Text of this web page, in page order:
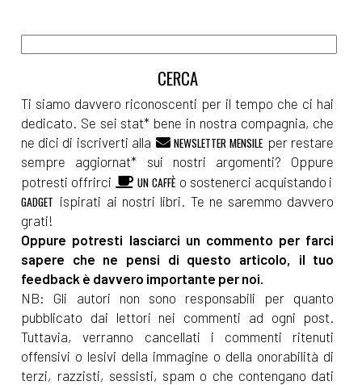
Ti siamo davvero riconoscenti per il tempo che ci hai
dedicato. Se sei stat* bene in nostra compagnia, che
ne dici di iscriverti alla
NEWSLETTER MENSILE per restare
sempre aggiornat* sui nostri argomenti? Oppure
potresti offrirci
UN CAFFÈ o sostenerci acquistando i
GADGET ispirati ai nostri libri. Te ne saremmo davvero
grati!
Oppure potresti lasciarci un commento per farci
sapere che ne pensi di questo articolo, il tuo
feedback è davvero importante per noi.
NB: Gli autori non sono responsabili per quanto
pubblicato dai lettori nei commenti ad ogni post.
Tuttavia, verranno cancellati i commenti ritenuti
offensivi o lesivi della immagine o della onorabilità di
terzi, razzisti, sessisti, spam o che contengano dati